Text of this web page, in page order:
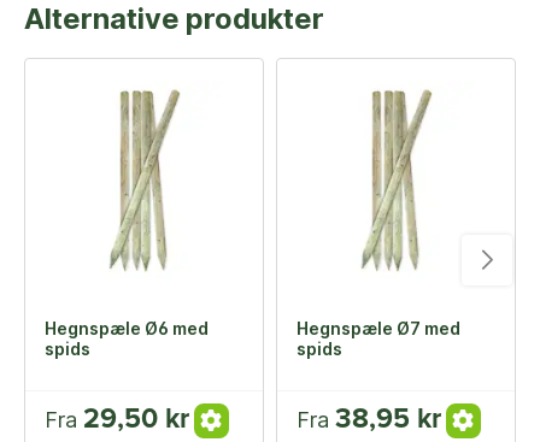
Alternative produkter
Hegnspæle Ø6 med
spids
Fra 29,50 kr
Hegnspæle Ø7 med
spids
Fra 38,95 kr